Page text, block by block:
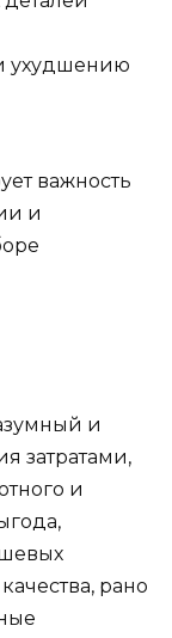
ухудшению
важность
и
и
затратами,
и
рано